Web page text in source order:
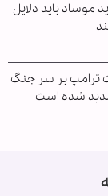
باید دلایل
ترامپ بر سر جنگ
شده است